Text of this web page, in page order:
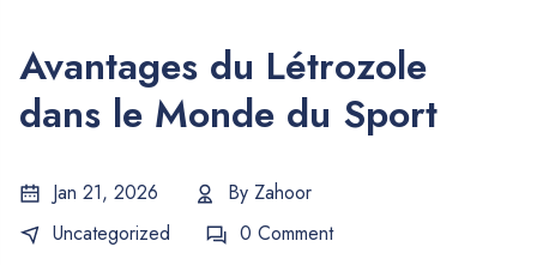
Avantages du Létrozole
dans le Monde du Sport
Jan 21, 2026 By Zahoor
Uncategorized
0 Comment